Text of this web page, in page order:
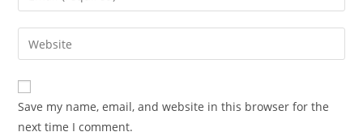
comment
your
email
address
comment
Enter
your
website
URL
(optional)
Save my name, email, and website in this browser for the
next time I comment.